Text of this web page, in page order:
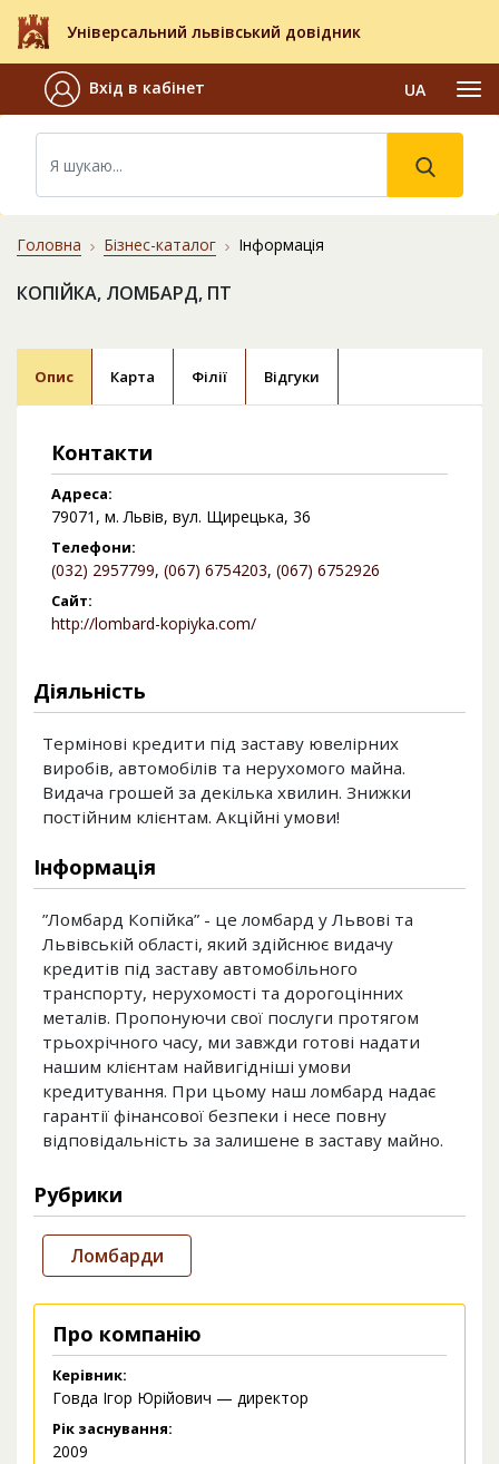
Універсальний львівський довідник
Вхід в кабінет UA
Головна Бізнес-каталог Інформація
КОПІЙКА, ЛОМБАРД, ПТ
Опис Карта Філії Відгуки
Контакти
Адреса:
79071, м. Львів, вул. Щирецька, 36
Телефони:
(032) 2957799, (067) 6754203, (067) 6752926
Сайт:
http://lombard-kopiyka.com/
Діяльність
Термінові кредити під заставу ювелірних
виробів, автомобілів та нерухомого майна.
Видача грошей за декілька хвилин. Знижки
постійним клієнтам. Акційні умови!
Інформація
”Ломбард Копійка” - це ломбард у Львові та
Львівській області, який здійснює видачу
кредитів під заставу автомобільного
транспорту, нерухомості та дорогоцінних
металів. Пропонуючи свої послуги протягом
трьохрічного часу, ми завжди готові надати
нашим клієнтам найвигідніші умови
кредитування. При цьому наш ломбард надає
гарантії фінансової безпеки і несе повну
відповідальність за залишене в заставу майно.
Рубрики
Ломбарди
Про компанію
Керівник:
Говда Ігор Юрійович — директор
Рік заснування:
2009